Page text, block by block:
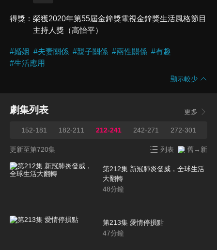
得獎
榮獲2020年第55屆金鐘獎電視金鐘獎生活風格節目
主持人獎（高怡平）
#婚姻 #夫妻關係 #親子關係 #兩性關係 #有趣
#生活應用
顯示較少
劇集列表 更多
152-181 182-211 212-241 242-271 272-301
更新至第720集 列表 舊→新
第212集 新冠肺炎發威，全球生活
大翻轉
48分鐘
第213集 愛情停損點
47分鐘